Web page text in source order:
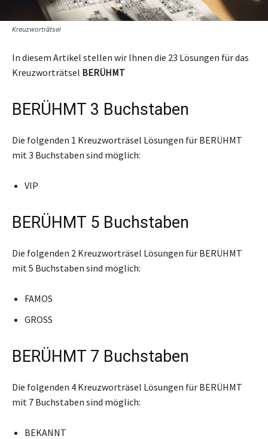
Kreuzworträtsel
In diesem Artikel stellen wir Ihnen die 23 Lösungen für das
Kreuzworträtsel BERÜHMT
BERÜHMT 3 Buchstaben
Die folgenden 1 Kreuzworträsel Lösungen für BERÜHMT
mit 3 Buchstaben sind möglich:
VIP
BERÜHMT 5 Buchstaben
Die folgenden 2 Kreuzworträsel Lösungen für BERÜHMT
mit 5 Buchstaben sind möglich:
FAMOS
GROSS
BERÜHMT 7 Buchstaben
Die folgenden 4 Kreuzworträsel Lösungen für BERÜHMT
mit 7 Buchstaben sind möglich:
BEKANNT